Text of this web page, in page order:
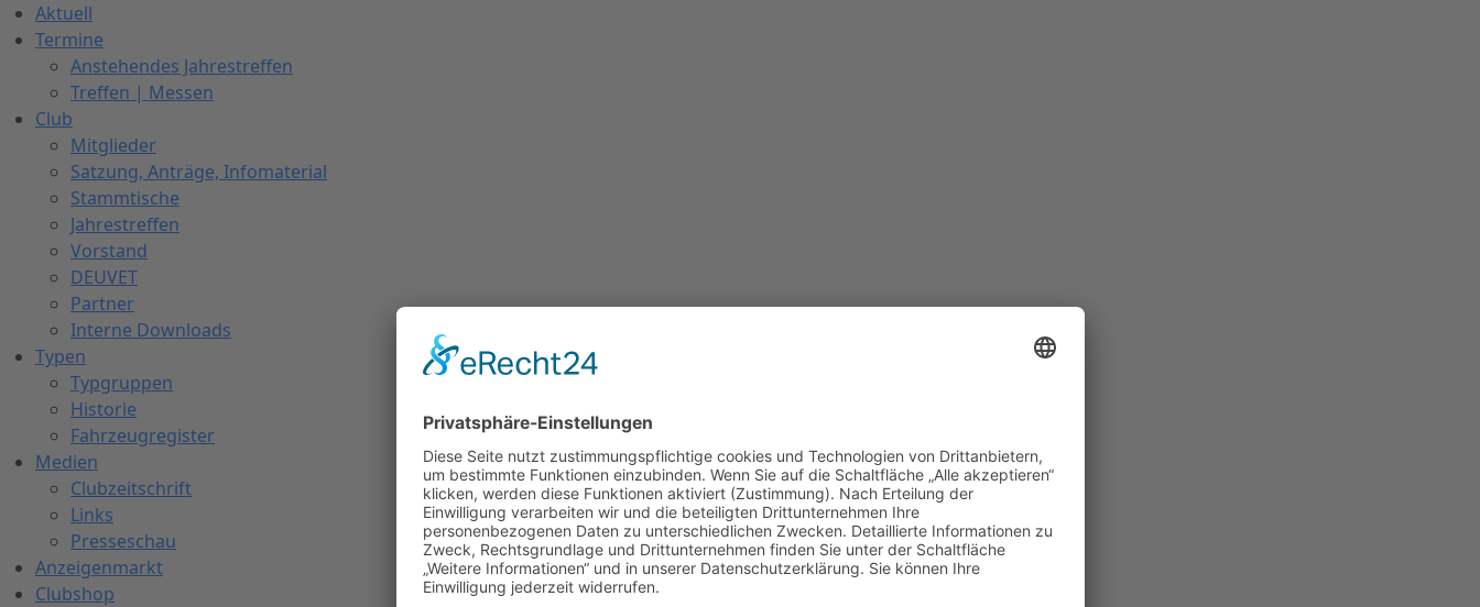
Aktuell
Termine
Anstehendes Jahrestreffen
Treffen | Messen
Club
Mitglieder
Satzung, Anträge, Infomaterial
Stammtische
Jahrestreffen
Vorstand
DEUVET
Partner
Interne Downloads
Typen
Typgruppen
Historie
Fahrzeugregister
Medien
Clubzeitschrift
Links
Presseschau
Anzeigenmarkt
Clubshop